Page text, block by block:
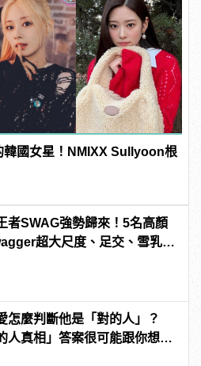
韓國女星！NMIXX Sullyoon根
者SWAG強勢歸來！5名高顏
超大尺度、足交、雪乳、
怎麼判斷他是「對的人」？
人真相」答案很可能跟你想得